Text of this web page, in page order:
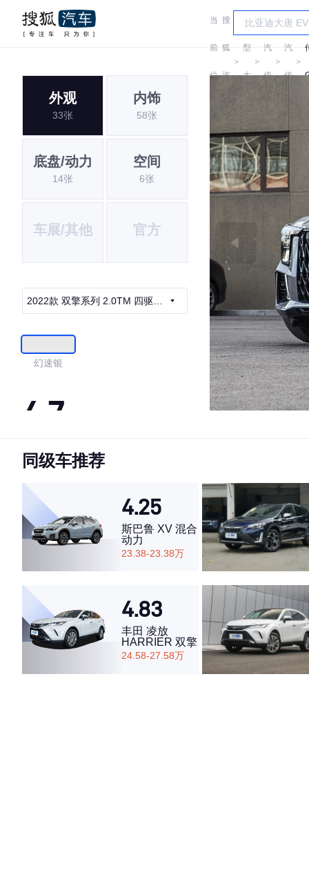
当
前
位
搜
狐
汽
＞
车
型
大
全
＞
广
汽
传
祺
＞
广
汽
传
＞
外观
33张
内饰
58张
底盘/动力
14张
空间
6张
车展/其他 官方
2022款 双擎系列 2.0TM 四驱尊
幻速银
4.7
·外观表现较为优秀，优于50%同级车
·空间表现一般，低于52%同级车
同级车推荐
4.25
斯巴鲁 XV 混合
动力
23.38-23.38万
4.83
丰田 凌放
HARRIER 双擎
24.58-27.58万